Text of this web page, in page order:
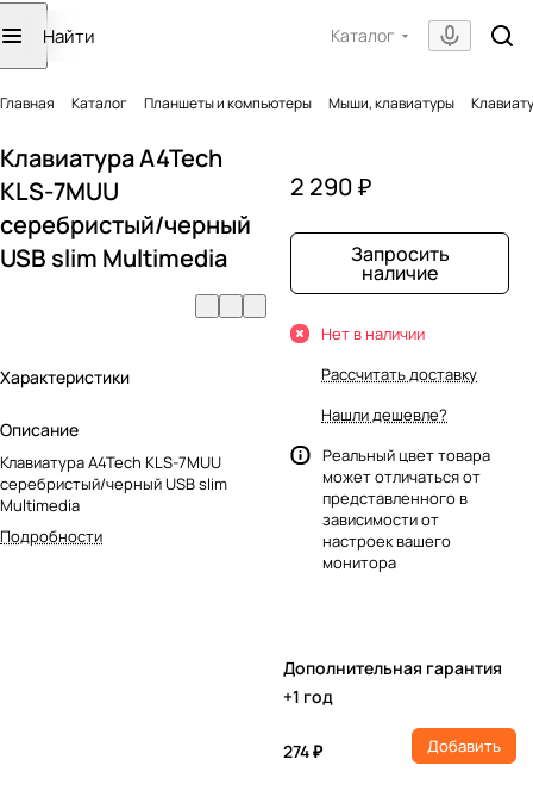
Каталог
Главная Каталог Планшеты и компьютеры Мыши, клавиатуры
Клавиатура A4Tech
KLS-7MUU
серебристый/черный
USB slim Multimedia
Характеристики
Описание
Клавиатура A4Tech KLS-7MUU
серебристый/черный USB slim
Multimedia
Подробности
2 290 ₽
Запросить
наличие
Нет в наличии
Рассчитать доставку
Нашли дешевле?
Реальный цвет товара
может отличаться от
представленного в
зависимости от
настроек вашего
монитора
Дополнительная гарантия
+1 год
274 ₽ Добавить